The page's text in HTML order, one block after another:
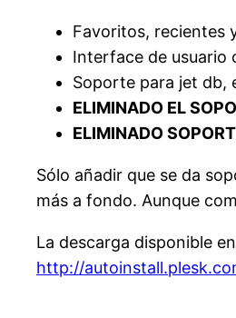
Favoritos, recientes
Interface de usuario
Soporte para jet db,
ELIMINADO EL
ELIMINADO
Sólo añadir que se da
más a fondo. Aunque
La descarga disponible
http://